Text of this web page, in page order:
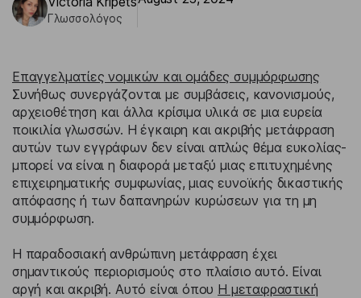
Γλωσσολόγος
Επαγγελματίες νομικών και ομάδες συμμόρφωσης
Συνήθως συνεργάζονται με συμβάσεις, κανονισμούς,
αρχειοθέτηση και άλλα κρίσιμα υλικά σε μια ευρεία
ποικιλία γλωσσών. Η έγκαιρη και ακριβής μετάφραση
αυτών των εγγράφων δεν είναι απλώς θέμα ευκολίας-
μπορεί να είναι η διαφορά μεταξύ μιας επιτυχημένης
επιχειρηματικής συμφωνίας, μιας ευνοϊκής δικαστικής
απόφασης ή των δαπανηρών κυρώσεων για τη μη
συμμόρφωση.
Η παραδοσιακή ανθρώπινη μετάφραση έχει
σημαντικούς περιορισμούς στο πλαίσιο αυτό. Είναι
αργή και ακριβή. Αυτό είναι όπου Η μεταφραστική